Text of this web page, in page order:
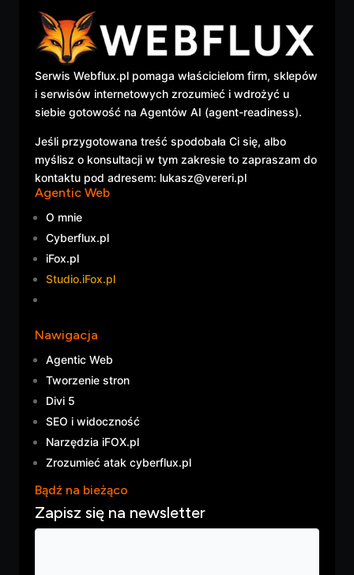
Serwis Webflux.pl pomaga właścicielom firm, sklepów
i serwisów internetowych zrozumieć i wdrożyć u
siebie gotowość na Agentów AI (agent-readiness).
Jeśli przygotowana treść spodobała Ci się, albo
myślisz o konsultacji w tym zakresie to zapraszam do
kontaktu pod adresem: lukasz@vereri.pl
Agentic Web
O mnie
Cyberflux.pl
iFox.pl
Studio.iFox.pl
Nawigacja
Agentic Web
Tworzenie stron
Divi 5
SEO i widoczność
Narzędzia iFOX.pl
Zrozumieć atak cyberflux.pl
Bądź na bieżąco
Zapisz się na newsletter